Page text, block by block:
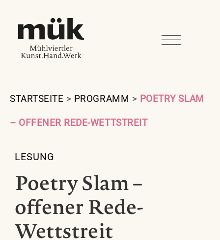
STARTSEITE > PROGRAMM > POETRY SLAM
– OFFENER REDE-WETTSTREIT
LESUNG
Poetry Slam –
offener Rede-
Wettstreit